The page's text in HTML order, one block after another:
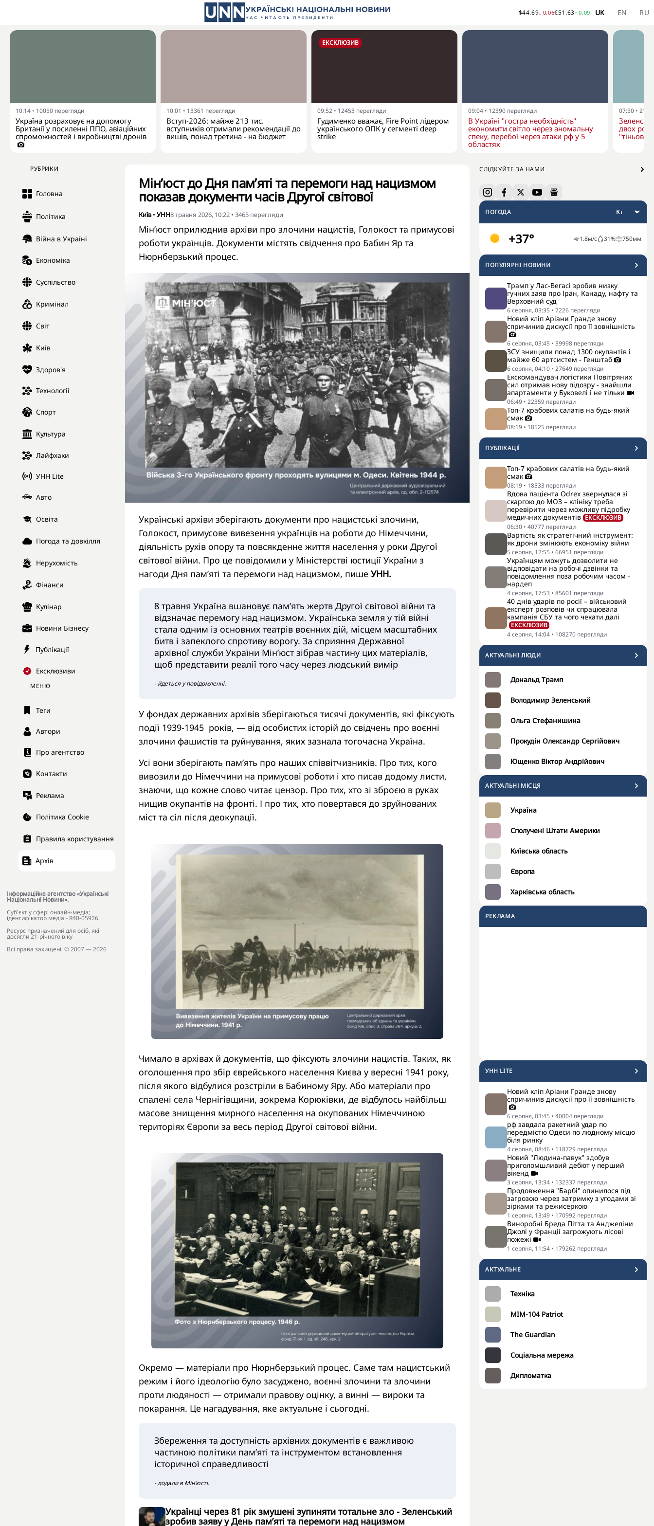
$44.69↓ 0.06€51.63↑ 0.09 UK EN RU
10:14 • 10050 перегляди
Україна розраховує на допомогу
Британії у посиленні ППО, авіаційних
спроможностей і виробництві дронів
10:01 • 13361 перегляди
Вступ-2026: майже 213 тис.
вступників отримали рекомендації до
вишів, понад третина - на бюджет
ЕКСКЛЮЗИВ
09:52 • 12453 перегляди
Гудименко вважає, Fire Point лідером
українського ОПК у сегменті deep
strike
09:04 • 12390 перегляди
В Україні "гостра необхідність"
економити світло через аномальну
спеку, перебої через атаки рф у 5
областях
07:50 •
двох
РУБРИКИ
Головна
Політика
Війна в Україні
Економіка
Суспільство
Кримінал
Світ
Київ
Здоров'я
Технології
Спорт
Культура
Лайфхаки
УНН Lite
Авто
Освіта
Погода та довкілля
Нерухомість
Фінанси
Кулінар
Новини Бізнесу
Публікації
Ексклюзиви
МЕНЮ
Теги
Автори
Про агентство
Контакти
Реклама
Політика Cookie
Правила користування
Архів
Інформаційне агентство «Українські
Національні Новини».
Cуб'єкт у сфері онлайн-медіа;
ідентифікатор медіа - R40-05926
Ресурс призначений для осіб, які
досягли 21-річного віку
Всі права захищені. © 2007 — 2026
СЛІДКУЙТЕ ЗА НАМИ
ПОГОДА
+37° 1.8м/с 31% 750мм
ПОПУЛЯРНI НОВИНИ
Трамп у Лас-Вегасі зробив низку
гучних заяв про Іран, Канаду, нафту та
Верховний суд
6 серпня, 03:35 • 7226 перегляди
Новий кліп Аріани Гранде знову
спричинив дискусії про її зовнішність
6 серпня, 03:45 • 39998 перегляди
ЗСУ знищили понад 1300 окупантів і
майже 60 артсистем - Генштаб
6 серпня, 04:10 • 27649 перегляди
Екскомандувач логістики Повітряних
сил отримав нову підозру - знайшли
апартаменти у Буковелі і не тільки
06:49 • 22359 перегляди
Топ-7 крабових салатів на будь-який
смак
08:19 • 18525 перегляди
ПУБЛІКАЦІЇ
Топ-7 крабових салатів на будь-який
смак
08:19 • 18533 перегляди
Вдова пацієнта Odrex звернулася зі
скаргою до МОЗ – клініку треба
перевірити через можливу підробку
медичних документів ЕКСКЛЮЗИВ
06:30 • 40777 перегляди
Вартість як стратегічний інструмент:
як дрони змінюють економіку війни
5 серпня, 12:55 • 66951 перегляди
Українцям можуть дозволити не
відповідати на робочі дзвінки та
повідомлення поза робочим часом -
нардеп
4 серпня, 17:53 • 85601 перегляди
40 днів ударів по росії – військовий
експерт розповів чи спрацювала
кампанія СБУ та чого чекати далі
ЕКСКЛЮЗИВ
4 серпня, 14:04 • 108270 перегляди
АКТУАЛЬНI ЛЮДИ
Дональд Трамп
Володимир Зеленський
Ольга Стефанишина
Прокудін Олександр Сергійович
Ющенко Віктор Андрійович
АКТУАЛЬНІ МІСЦЯ
Україна
Сполучені Штати Америки
Київська область
Європа
Харківська область
РЕКЛАМА
УНН LITE
Новий кліп Аріани Гранде знову
спричинив дискусії про її зовнішність
6 серпня, 03:45 • 40004 перегляди
рф завдала ракетний удар по
передмістю Одеси по людному місцю
біля ринку
4 серпня, 08:46 • 118729 перегляди
Новий "Людина-павук" здобув
приголомшливий дебют у перший
вікенд
3 серпня, 13:34 • 132337 перегляди
Продовження "Барбі" опинилося під
загрозою через затримку з угодами зі
зірками та режисеркою
1 серпня, 13:49 • 170992 перегляди
Виноробні Бреда Пітта та Анджеліни
Джолі у Франції загрожують лісові
пожежі
1 серпня, 11:54 • 179262 перегляди
АКТУАЛЬНЕ
Техніка
MIM-104 Patriot
The Guardian
Соціальна мережа
Дипломатка
Мін’юст до Дня пам’яті та перемоги над нацизмом
показав документи часів Другої світової
Київ• УНН8 травня 2026, 10:22 • 3465 перегляди
Мін’юст оприлюднив архіви про злочини нацистів, Голокост та примусові
роботи українців. Документи містять свідчення про Бабин Яр та
Нюрнберзький процес.
Українські архіви зберігають документи про нацистські злочини,
Голокост, примусове вивезення українців на роботи до Німеччини,
діяльність рухів опору та повсякденне життя населення у роки Другої
світової війни. Про це повідомили у Міністерстві юстиції України з
нагоди Дня пам’яті та перемоги над нацизмом, пише УНН.
8 травня Україна вшановує пам’ять жертв Другої світової війни та
відзначає перемогу над нацизмом. Українська земля у тій війні
стала одним із основних театрів воєнних дій, місцем масштабних
битв і запеклого спротиву ворогу. За сприяння Державної
архівної служби України Мін’юст зібрав частину цих матеріалів,
щоб представити реалії того часу через людський вимір
- йдеться у повідомленні.
У фондах державних архівів зберігаються тисячі документів, які фіксують
події 1939-1945 років, — від особистих історій до свідчень про воєнні
злочини фашистів та руйнування, яких зазнала тогочасна Україна.
Усі вони зберігають пам’ять про наших співвітчизників. Про тих, кого
вивозили до Німеччини на примусові роботи і хто писав додому листи,
знаючи, що кожне слово читає цензор. Про тих, хто зі зброєю в руках
нищив окупантів на фронті. І про тих, хто повертався до зруйнованих
міст та сіл після деокупації.
Чимало в архівах й документів, що фіксують злочини нацистів. Таких, як
оголошення про збір єврейського населення Києва у вересні 1941 року,
після якого відбулися розстріли в Бабиному Яру. Або матеріали про
спалені села Чернігівщини, зокрема Корюківки, де відбулось найбільш
масове знищення мирного населення на окупованих Німеччиною
територіях Європи за весь період Другої світової війни.
Окремо — матеріали про Нюрнберзький процес. Саме там нацистський
режим і його ідеологію було засуджено, воєнні злочини та злочини
проти людяності — отримали правову оцінку, а винні — вироки та
покарання. Це нагадування, яке актуальне і сьогодні.
Збереження та доступність архівних документів є важливою
частиною політики пам’яті та інструментом встановлення
історичної справедливості
- додали в Мін’юсті.
Українці через 81 рік змушені зупиняти тотальне зло - Зеленський
зробив заяву у День пам’яті та перемоги над нацизмом